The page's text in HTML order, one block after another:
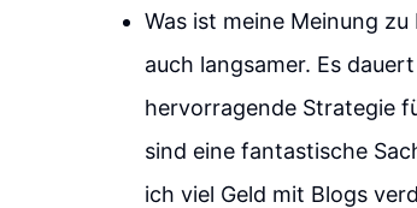
Was ist meine Meinung
auch langsamer. Es
hervorragende Strategie
sind eine fantastische
ich viel Geld mit Blogs